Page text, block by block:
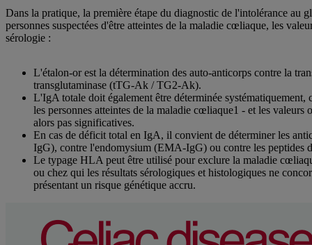
Dans la pratique, la première étape du diagnostic de l'intolérance au
personnes suspectées d'être atteintes de la maladie cœliaque, les
sérologie :
L'étalon-or est la détermination des auto-anticorps contre la
transglutaminase (tTG-Ak / TG2-Ak).
L'IgA totale doit également être déterminée
les personnes atteintes de la maladie cœliaque1 - et les
alors pas significatives.
En cas de déficit total en IgA, il convient de déterminer les
IgG), contre l'endomysium (EMA-IgG) ou contre les peptides
Le typage HLA peut être utilisé pour exclure la maladie
ou chez qui les résultats sérologiques et histologiques ne
présentant un risque génétique accru.